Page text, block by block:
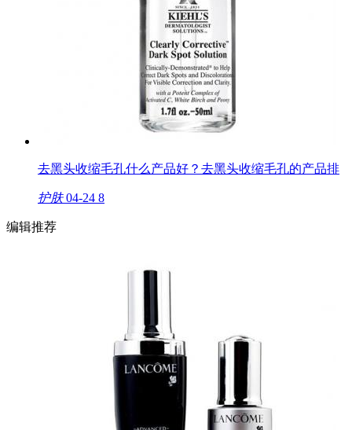
去黑头收缩毛孔什么产品好？去黑头收缩毛孔的产品排
护肤 04-24 8
编辑推荐